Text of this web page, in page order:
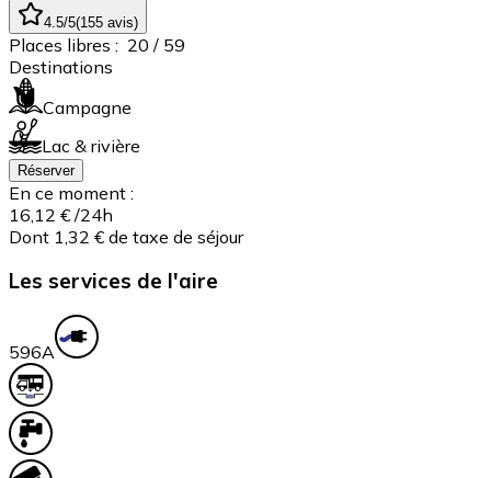
4.5/5(155 avis)
Places libres : 20 / 59
Destinations
Campagne
Lac & rivière
Réserver
En ce moment :
16,12 € /24h
Dont 1,32 € de taxe de séjour
Les services de l'aire
596A